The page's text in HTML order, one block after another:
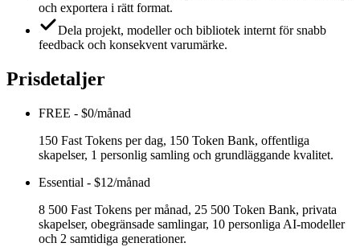
och exportera i rätt format.
Dela projekt, modeller och bibliotek internt för snabb
feedback och konsekvent varumärke.
Prisdetaljer
FREE - $0/månad
150 Fast Tokens per dag, 150 Token Bank, offentliga
skapelser, 1 personlig samling och grundläggande kvalitet.
Essential - $12/månad
8 500 Fast Tokens per månad, 25 500 Token Bank, privata
skapelser, obegränsade samlingar, 10 personliga AI-modeller
och 2 samtidiga generationer.